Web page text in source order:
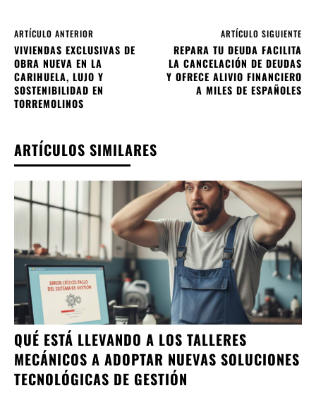
ARTÍCULO ANTERIOR
VIVIENDAS EXCLUSIVAS DE
OBRA NUEVA EN LA
CARIHUELA, LUJO Y
SOSTENIBILIDAD EN
TORREMOLINOS
ARTÍCULO SIGUIENTE
REPARA TU DEUDA FACILITA
LA CANCELACIÓN DE DEUDAS
Y OFRECE ALIVIO FINANCIERO
A MILES DE ESPAÑOLES
ARTÍCULOS SIMILARES
QUÉ ESTÁ LLEVANDO A LOS TALLERES
MECÁNICOS A ADOPTAR NUEVAS SOLUCIONES
TECNOLÓGICAS DE GESTIÓN